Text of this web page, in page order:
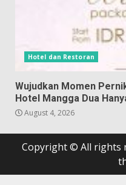
Hotel dan Restoran
Wujudkan Momen
Hotel Mangga Dua
August 4, 2026
Copyright © All rights